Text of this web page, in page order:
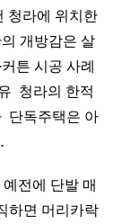
청라에 위치한
개방감은 살
커튼 시공 사례 ​
청라의 한적
단독주택은 아
전에 단발 매
하면 머리카락